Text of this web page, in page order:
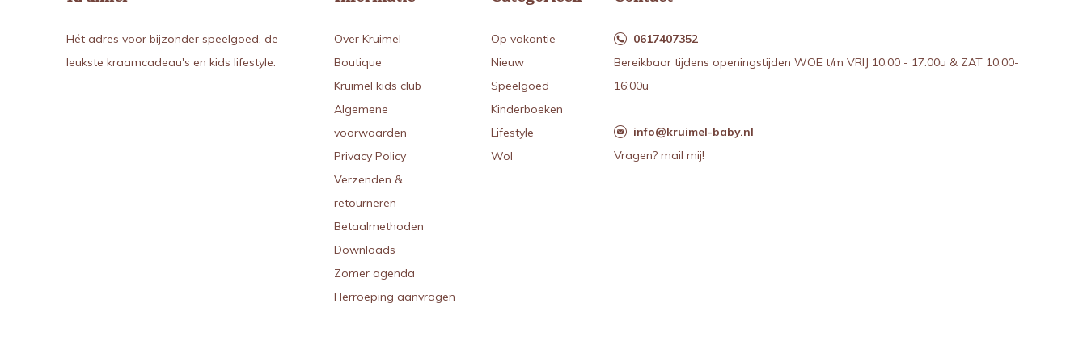
Hét adres voor bijzonder speelgoed, de
leukste kraamcadeau's en kids lifestyle.
Over Kruimel
Boutique
Kruimel kids club
Algemene
voorwaarden
Privacy Policy
Verzenden &
retourneren
Betaalmethoden
Downloads
Zomer agenda
Herroeping aanvragen
Op vakantie
Nieuw
Speelgoed
Kinderboeken
Lifestyle
Wol
0617407352
Bereikbaar tijdens openingstijden WOE t/m VRIJ 10:00 - 17:00u & ZAT 10:00-
16:00u
info@kruimel-baby.nl
Vragen? mail mij!